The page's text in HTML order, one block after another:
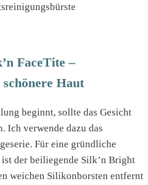
FaceTite –
Haut
beginnt, sollte das Gesicht
Ich verwende dazu das
Für eine gründliche
der beiliegende Silk’n Bright
weichen Silikonborsten entfernt